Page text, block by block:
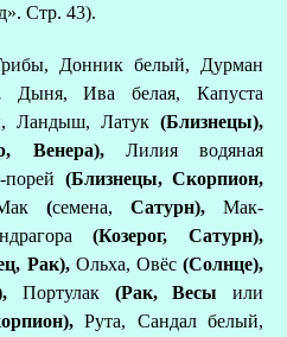
Стр. 43).
Донник белый, Дурман
Дыня, Ива белая, Капуста
Ландыш, Латук (Близнецы),
Венера), Лилия водяная
порей (Близнецы, Скорпион,
(семена, Сатурн), Мак-
(Козерог, Сатурн),
Рак), Ольха, Овёс(Солнце),
Портулак (Рак, Весыили
Рута, Сандал белый,